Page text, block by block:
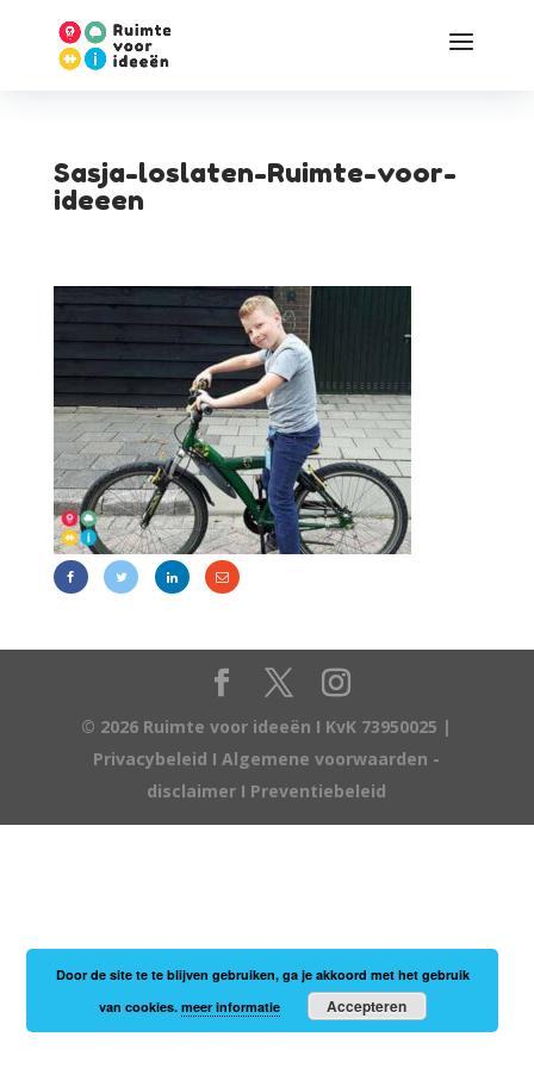
Sasja-loslaten-Ruimte-voor-
ideeen
© 2026 Ruimte voor ideeën I KvK 73950025 |
Privacybeleid IAlgemene voorwaarden -
disclaimer I Preventiebeleid
Door de site te te blijven gebruiken, ga je akkoord met het gebruik
van cookies. meer informatie Accepteren